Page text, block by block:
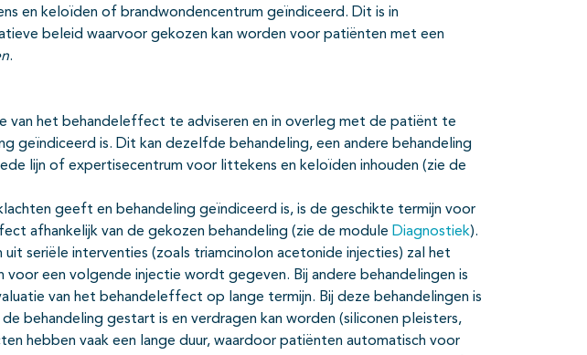
en keloïden of brandwondencentrum geïndiceerd. Dit is in
beleid waarvoor gekozen kan worden voor patiënten met een
.
van het behandeleffect te adviseren en in overleg met de patiënt te
geïndiceerd is. Dit kan dezelfde behandeling, een andere behandeling
lijn of expertisecentrum voor littekens en keloïden inhouden (zie de
geeft en behandeling geïndiceerd is, is de geschikte termijn voor
afhankelijk van de gekozen behandeling (zie de module Diagnostiek).
uit seriële interventies (zoals triamcinolon acetonide injecties) zal het
een volgende injectie wordt gegeven. Bij andere behandelingen is
van het behandeleffect op lange termijn. Bij deze behandelingen is
behandeling gestart is en verdragen kan worden (siliconen pleisters,
hebben vaak een lange duur, waardoor patiënten automatisch voor